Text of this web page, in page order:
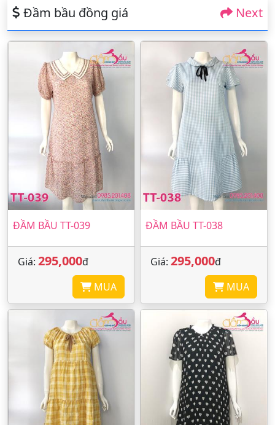
Đầm bầu đồng giá Next
ĐẦM BẦU TT-039
Giá: 295,000đ
MUA
ĐẦM BẦU TT-038
Giá: 295,000đ
MUA